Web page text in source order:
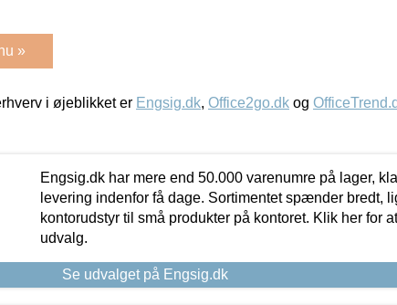
»
i øjeblikket er Engsig.dk, Office2go.dk og
Engsig.dk har mere end 50.000 varenumre på lager,
levering indenfor få dage. Sortimentet spænder bredt,
kontorudstyr til små produkter på kontoret. Klik her for
udvalg.
Se udvalget på Engsig.dk